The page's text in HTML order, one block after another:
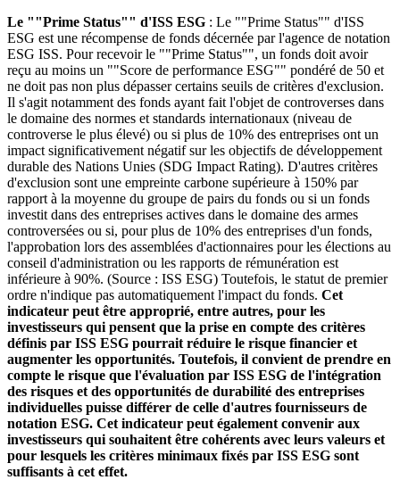
Le ""Prime Status"" d'ISS ESG : Le ""Prime Status"" d'ISS
ESG est une récompense de fonds décernée par l'agence de notation
ESG ISS. Pour recevoir le ""Prime Status"", un fonds doit avoir
reçu au moins un ""Score de performance ESG"" pondéré de 50 et
ne doit pas non plus dépasser certains seuils de critères d'exclusion.
Il s'agit notamment des fonds ayant fait l'objet de controverses dans
le domaine des normes et standards internationaux (niveau de
controverse le plus élevé) ou si plus de 10% des entreprises ont un
impact significativement négatif sur les objectifs de développement
durable des Nations Unies (SDG Impact Rating). D'autres critères
d'exclusion sont une empreinte carbone supérieure à 150% par
rapport à la moyenne du groupe de pairs du fonds ou si un fonds
investit dans des entreprises actives dans le domaine des armes
controversées ou si, pour plus de 10% des entreprises d'un fonds,
l'approbation lors des assemblées d'actionnaires pour les élections au
conseil d'administration ou les rapports de rémunération est
inférieure à 90%. (Source : ISS ESG) Toutefois, le statut de premier
ordre n'indique pas automatiquement l'impact du fonds. Cet
indicateur peut être approprié, entre autres, pour les
investisseurs qui pensent que la prise en compte des critères
définis par ISS ESG pourrait réduire le risque financier et
augmenter les opportunités. Toutefois, il convient de prendre en
compte le risque que l'évaluation par ISS ESG de l'intégration
des risques et des opportunités de durabilité des entreprises
individuelles puisse différer de celle d'autres fournisseurs de
notation ESG. Cet indicateur peut également convenir aux
investisseurs qui souhaitent être cohérents avec leurs valeurs et
pour lesquels les critères minimaux fixés par ISS ESG sont
suffisants à cet effet.